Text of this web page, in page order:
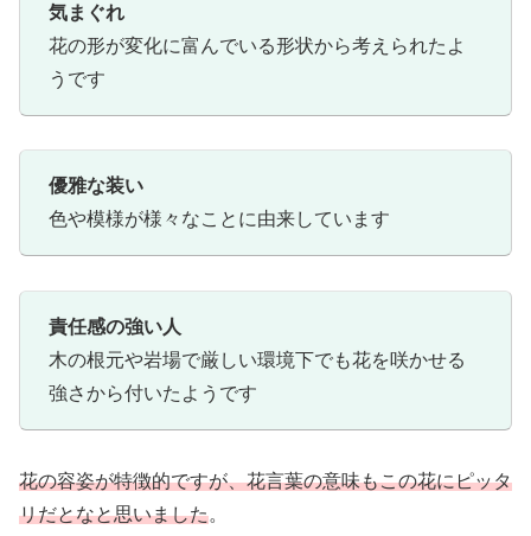
気まぐれ
花の形が変化に富んでいる形状から考えられたよ
うです
優雅な装い
色や模様が様々なことに由来しています
責任感の強い人
木の根元や岩場で厳しい環境下でも花を咲かせる
強さから付いたようです
花の容姿が特徴的ですが、花言葉の意味もこの花にピッタ
リだとなと思いました。